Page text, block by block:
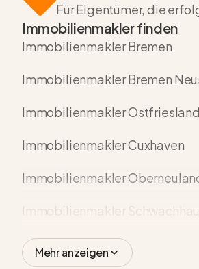
Für Eigentümer, die
Immobilienmakler finden
Immobilienmakler Bremen
Immobilienmakler Bremen
Immobilienmakler Ostfriesland
Immobilienmakler Cuxhaven
Immobilienmakler
Immobilienmakler
Mehr anzeigen